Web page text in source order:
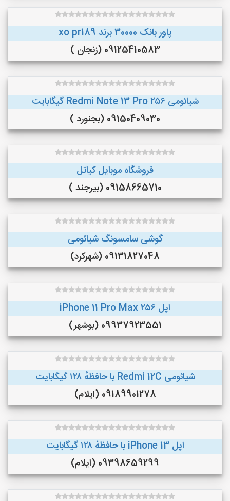
پاور بانک 30000 برند xo pr189
09125410583 (زنجان )
شیائومی Redmi Note 13 Pro ۲۵۶ گیگابایت
09150409030 (بجنورد )
فروشگاه موبایل کیاتل
09158665710 (بیرجند )
گوشی سامسونگ شیائومی
09131827048 (شهرکرد)
اپل iPhone 11 Pro Max ۲۵۶
09937923551 (بوشهر)
شیائومی Redmi 12C با حافظهٔ ۱۲۸ گیگابایت
09189901278 (ایلام)
اپل iPhone 13 با حافظهٔ ۱۲۸ گیگابایت
09398659299 (ایلام)